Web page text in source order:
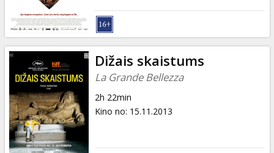
Dižais skaistums
La Grande Bellezza
2h 22min
Kino no: 15.11.2013